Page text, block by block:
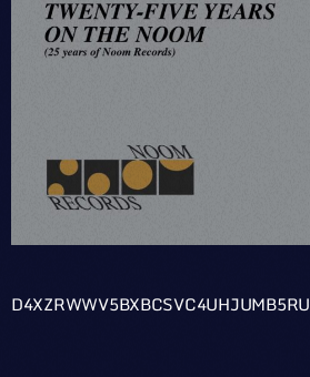
D4XZRWWV5BXBCSVC4UHJUMB5RU